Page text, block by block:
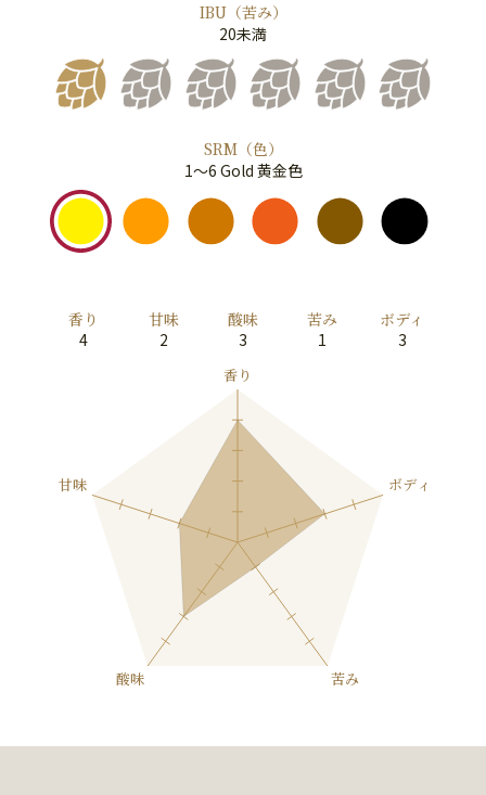
IBU（苦み）
20未満
SRM（色）
1～6 Gold 黄金色
香り
4
甘味
2
酸味
3
苦み
1
ボディ
3